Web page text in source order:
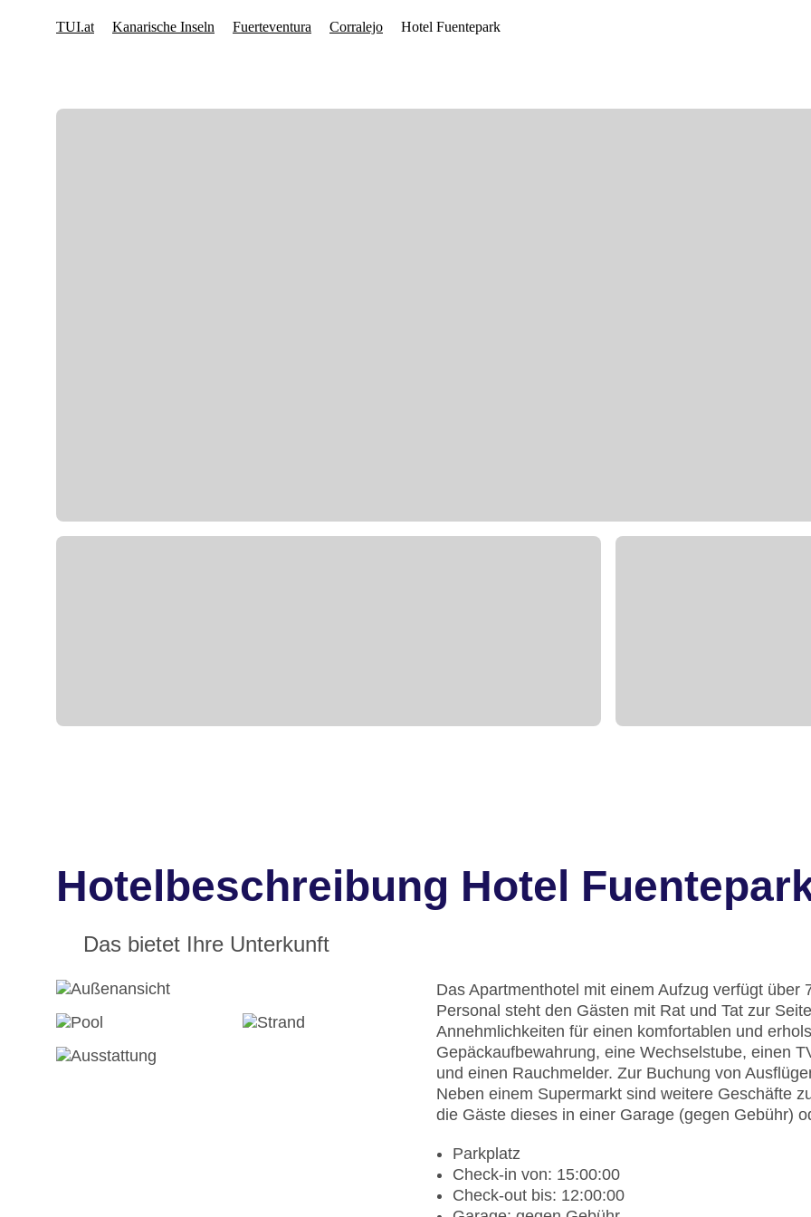
Hotelbeschreibung Hotel
Das bietet Ihre Unterkunft
Das Apartmenthotel mit einem Aufzug verfügt
Personal steht den Gästen mit Rat und Tat zur
Annehmlichkeiten für einen komfortablen und
Gepäckaufbewahrung, eine Wechselstube, einen
und einen Rauchmelder. Zur Buchung von
Neben einem Supermarkt sind weitere Geschäfte
die Gäste dieses in einer Garage (gegen Gebühr)
Parkplatz
Check-in von: 15:00:00
Check-out bis: 12:00:00